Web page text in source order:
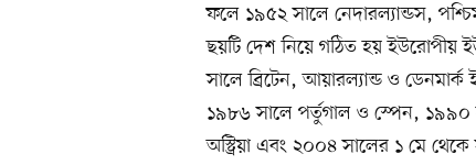
ফলে ১৯৫২ সালে নেদারল্যান্ডস,
ছয়টি দেশ নিয়ে গঠিত হয়
সালে ব্রিটেন, আয়ারল্যান্ড ও
১৯৮৬ সালে পর্তুগাল ও স্পেন, ১৯৯০
অস্ট্রিয়া এবং ২০০৪ সালের ১ মে